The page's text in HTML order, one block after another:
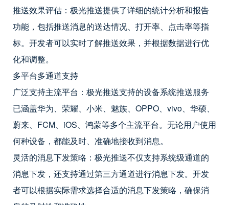
推送效果评估：极光推送提供了详细的统计分析和报告
功能，包括推送消息的送达情况、打开率、点击率等指
标。开发者可以实时了解推送效果，并根据数据进行优
化和调整。
多平台多通道支持
广泛支持主流平台：极光推送支持的设备系统推送服务
已涵盖华为、荣耀、小米、魅族、OPPO、vivo、华硕、
蔚来、FCM、iOS、鸿蒙等多个主流平台。无论用户使用
何种设备，都能及时、准确地接收到消息。
灵活的消息下发策略：极光推送不仅支持系统级通道的
消息下发，还支持通过第三方通道进行消息下发。开发
者可以根据实际需求选择合适的消息下发策略，确保消